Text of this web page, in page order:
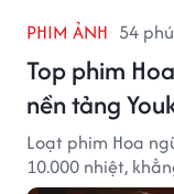
PHIM ẢNH 54
Top phim
nền tảng
Loạt phim Hoa
10.000 nhiệt,